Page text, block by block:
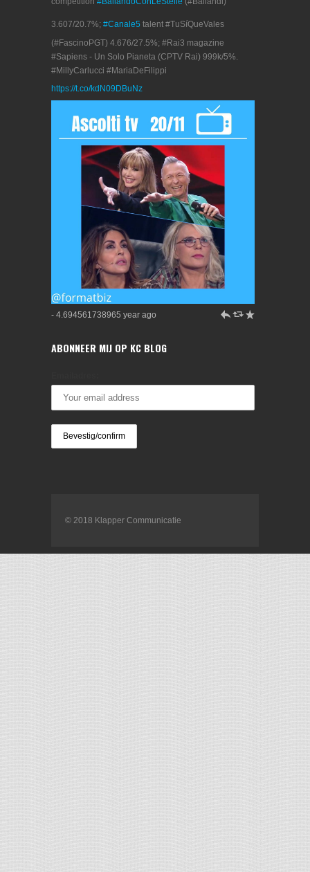
3.607/20.7%; #Canale5 talent #TuSíQueVales
(#FascinoPGT) 4.676/27.5%; #Rai3 magazine
#Sapiens - Un Solo Pianeta (CPTV Rai) 999k/5%.
#MillyCarlucci #MariaDeFilippi
https://t.co/kdN09DBuNz
- 4.694561738965 year ago h J R
ABONNEER MIJ OP KC BLOG
© 2018 Klapper Communicatie